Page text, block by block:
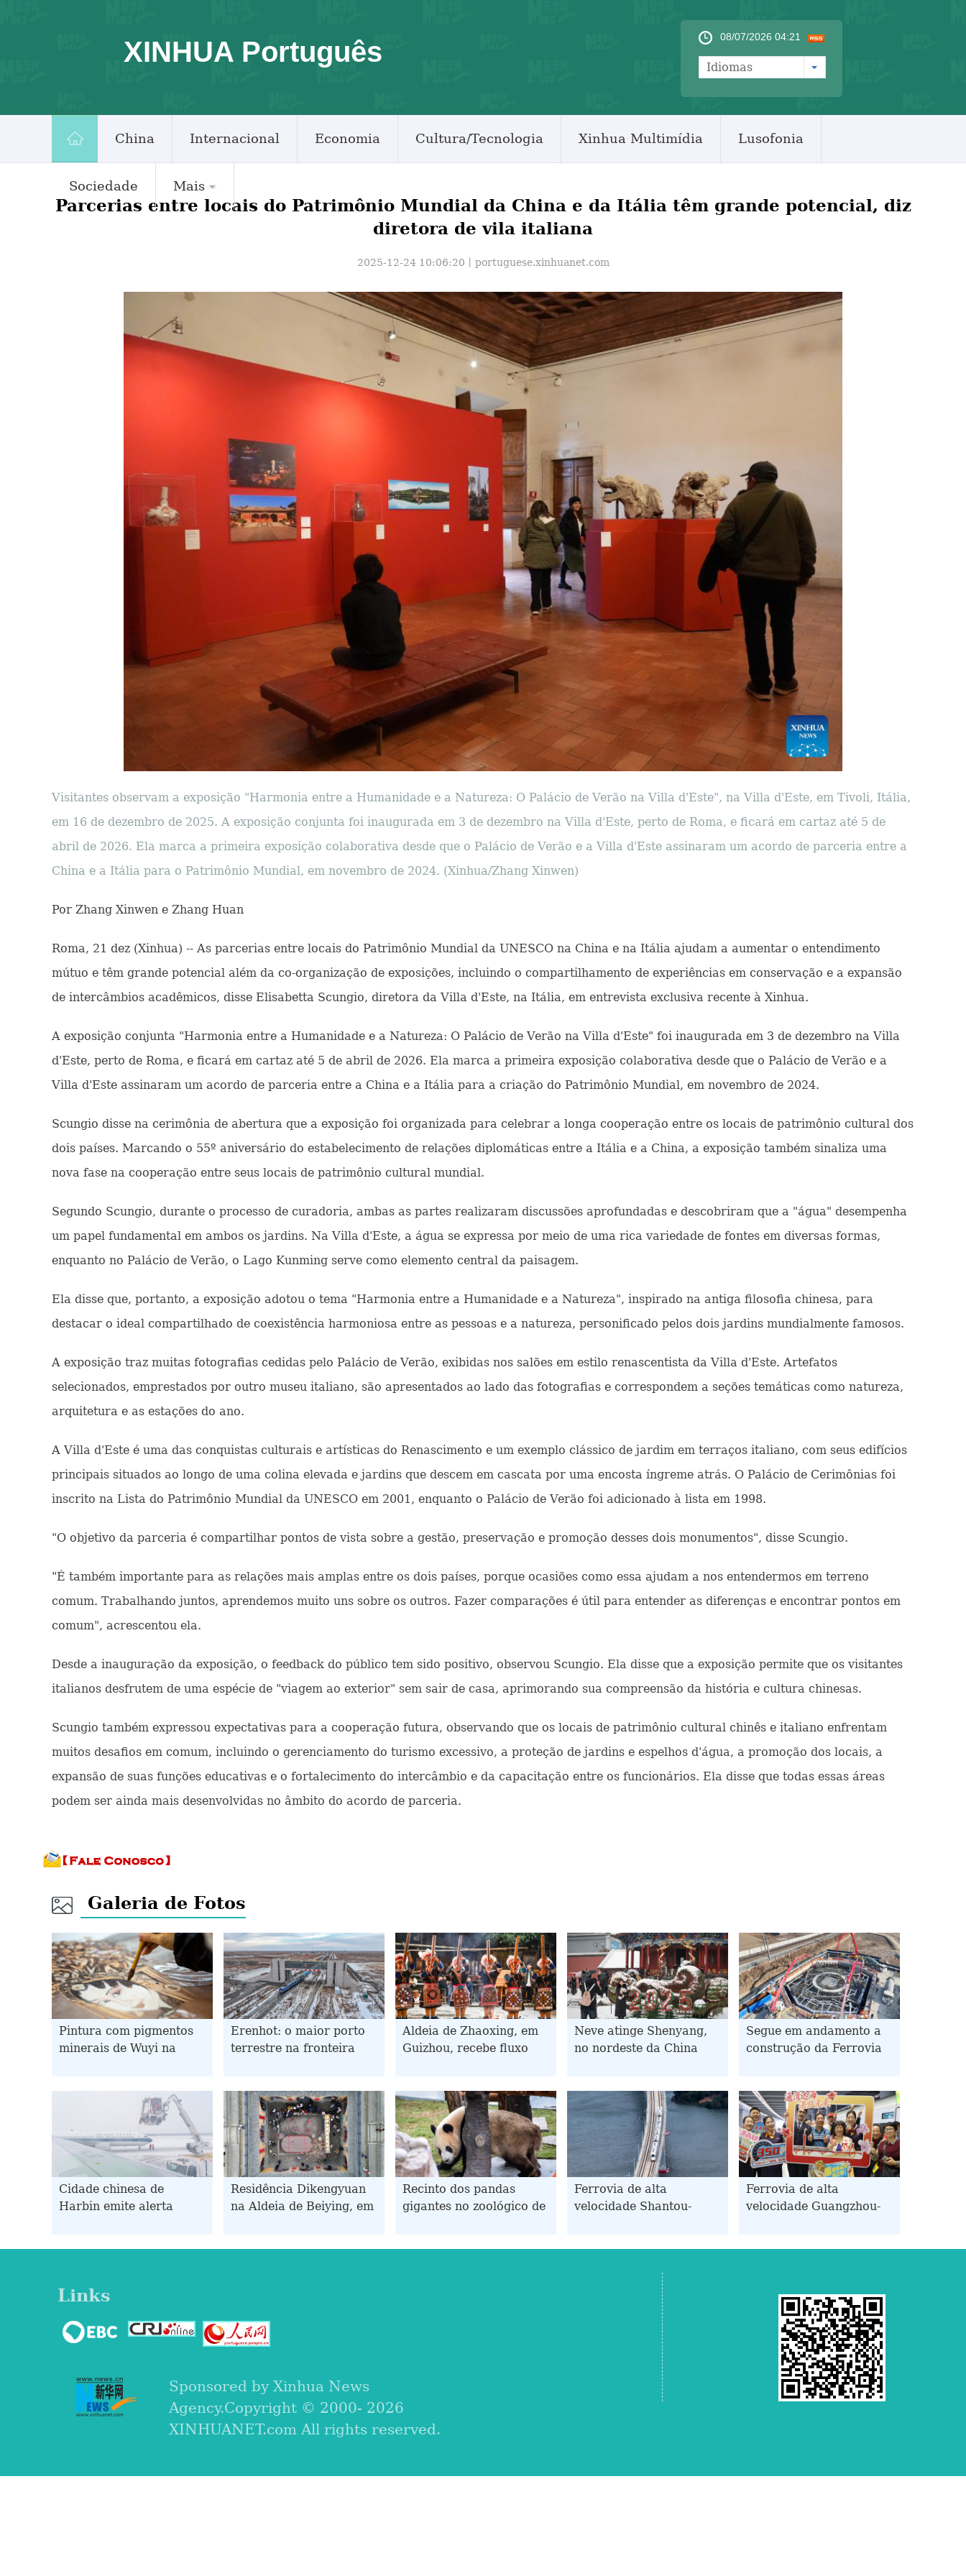
XINHUA Português 08/07/2026 04:21
Idiomas
China Internacional Economia Cultura/Tecnologia Xinhua Multimídia Lusofonia
Sociedade Mais
Parcerias entre locais do Patrimônio Mundial da China e da Itália têm grande potencial, diz
diretora de vila italiana
2025-12-24 10:06:20丨 portuguese.xinhuanet.com
Visitantes observam a exposição "Harmonia entre a Humanidade e a Natureza: O Palácio de Verão na Villa d'Este", na Villa d'Este, em Tivoli, Itália,
em 16 de dezembro de 2025. A exposição conjunta foi inaugurada em 3 de dezembro na Villa d'Este, perto de Roma, e ficará em cartaz até 5 de
abril de 2026. Ela marca a primeira exposição colaborativa desde que o Palácio de Verão e a Villa d'Este assinaram um acordo de parceria entre a
China e a Itália para o Patrimônio Mundial, em novembro de 2024. (Xinhua/Zhang Xinwen)
Por Zhang Xinwen e Zhang Huan
Roma, 21 dez (Xinhua) -- As parcerias entre locais do Patrimônio Mundial da UNESCO na China e na Itália ajudam a aumentar o entendimento
mútuo e têm grande potencial além da co-organização de exposições, incluindo o compartilhamento de experiências em conservação e a expansão
de intercâmbios acadêmicos, disse Elisabetta Scungio, diretora da Villa d'Este, na Itália, em entrevista exclusiva recente à Xinhua.
A exposição conjunta "Harmonia entre a Humanidade e a Natureza: O Palácio de Verão na Villa d'Este" foi inaugurada em 3 de dezembro na Villa
d'Este, perto de Roma, e ficará em cartaz até 5 de abril de 2026. Ela marca a primeira exposição colaborativa desde que o Palácio de Verão e a
Villa d'Este assinaram um acordo de parceria entre a China e a Itália para a criação do Patrimônio Mundial, em novembro de 2024.
Scungio disse na cerimônia de abertura que a exposição foi organizada para celebrar a longa cooperação entre os locais de patrimônio cultural dos
dois países. Marcando o 55º aniversário do estabelecimento de relações diplomáticas entre a Itália e a China, a exposição também sinaliza uma
nova fase na cooperação entre seus locais de patrimônio cultural mundial.
Segundo Scungio, durante o processo de curadoria, ambas as partes realizaram discussões aprofundadas e descobriram que a "água" desempenha
um papel fundamental em ambos os jardins. Na Villa d'Este, a água se expressa por meio de uma rica variedade de fontes em diversas formas,
enquanto no Palácio de Verão, o Lago Kunming serve como elemento central da paisagem.
Ela disse que, portanto, a exposição adotou o tema "Harmonia entre a Humanidade e a Natureza", inspirado na antiga filosofia chinesa, para
destacar o ideal compartilhado de coexistência harmoniosa entre as pessoas e a natureza, personificado pelos dois jardins mundialmente famosos.
A exposição traz muitas fotografias cedidas pelo Palácio de Verão, exibidas nos salões em estilo renascentista da Villa d'Este. Artefatos
selecionados, emprestados por outro museu italiano, são apresentados ao lado das fotografias e correspondem a seções temáticas como natureza,
arquitetura e as estações do ano.
A Villa d'Este é uma das conquistas culturais e artísticas do Renascimento e um exemplo clássico de jardim em terraços italiano, com seus edifícios
principais situados ao longo de uma colina elevada e jardins que descem em cascata por uma encosta íngreme atrás. O Palácio de Cerimônias foi
inscrito na Lista do Patrimônio Mundial da UNESCO em 2001, enquanto o Palácio de Verão foi adicionado à lista em 1998.
"O objetivo da parceria é compartilhar pontos de vista sobre a gestão, preservação e promoção desses dois monumentos", disse Scungio.
"É também importante para as relações mais amplas entre os dois países, porque ocasiões como essa ajudam a nos entendermos em terreno
comum. Trabalhando juntos, aprendemos muito uns sobre os outros. Fazer comparações é útil para entender as diferenças e encontrar pontos em
comum", acrescentou ela.
Desde a inauguração da exposição, o feedback do público tem sido positivo, observou Scungio. Ela disse que a exposição permite que os visitantes
italianos desfrutem de uma espécie de "viagem ao exterior" sem sair de casa, aprimorando sua compreensão da história e cultura chinesas.
Scungio também expressou expectativas para a cooperação futura, observando que os locais de patrimônio cultural chinês e italiano enfrentam
muitos desafios em comum, incluindo o gerenciamento do turismo excessivo, a proteção de jardins e espelhos d'água, a promoção dos locais, a
expansão de suas funções educativas e o fortalecimento do intercâmbio e da capacitação entre os funcionários. Ela disse que todas essas áreas
podem ser ainda mais desenvolvidas no âmbito do acordo de parceria.
Galeria de Fotos
Pintura com pigmentos
minerais de Wuyi na
elementos artísticos
Erenhot: o maior porto
terrestre na fronteira
transfronteiriço
Aldeia de Zhaoxing, em
Guizhou, recebe fluxo
Ano Novo da Etnia Dong
Neve atinge Shenyang,
no nordeste da China
Segue em andamento a
construção da Ferrovia
em Hebei, no norte da
China
Cidade chinesa de
Harbin emite alerta
Residência Dikengyuan
na Aldeia de Beiying, em
Recinto dos pandas
gigantes no zoológico de
Ferrovia de alta
velocidade Shantou-
Ferrovia de alta
velocidade Guangzhou-
Links
Sponsored by Xinhua News
Agency.Copyright © 2000- 2026
XINHUANET.com All rights reserved.